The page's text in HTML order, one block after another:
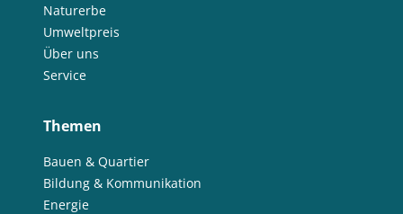
Naturerbe
Umweltpreis
Über uns
Service
Themen
Bauen & Quartier
Bildung & Kommunikation
Energie